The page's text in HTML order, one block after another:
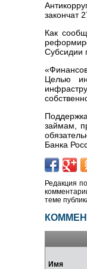
закончат
Как
Субсидии
Целью
займам,
Банка
Редакция
теме
Имя